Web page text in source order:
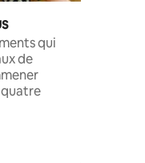
qui
de